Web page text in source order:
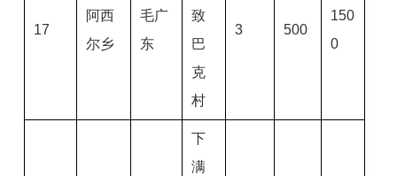
17
阿西
尔乡
毛广
东
致
巴
克
村
3 500
150
0
下
满